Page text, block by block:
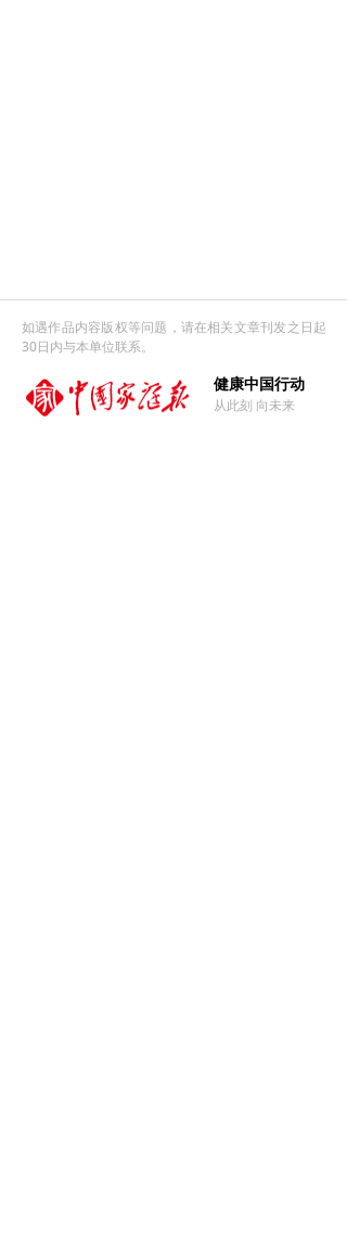
如遇作品内容版权等问题，请在相关文章刊发之日起
30日内与本单位联系。
健康中国行动
从此刻 向未来